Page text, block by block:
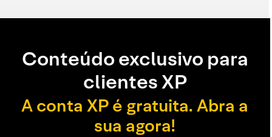
Conteúdo exclusivo para
clientes XP
A conta XP é gratuita. Abra a
sua agora!